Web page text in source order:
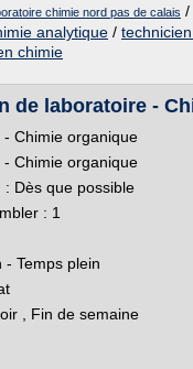
chimie nord pas de calais /
analytique /
chimie
de laboratoire -
Chimie organique
Chimie organique
Dès que possible
: 1
- Temps plein
, Fin de semaine